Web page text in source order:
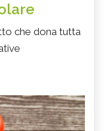
che dona tutta